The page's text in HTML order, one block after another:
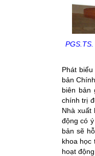
Phát
bản
biên bản
chính trị
Nhà xuất
động có
bản sẽ
khoa học
hoạt